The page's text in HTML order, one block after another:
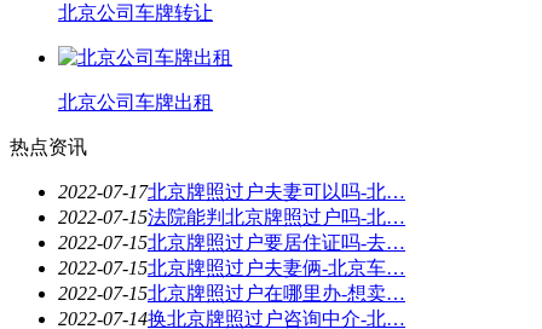
北京公司车牌转让
北京公司车牌出租
热点资讯
2022-07-17北京牌照过户夫妻可以吗-北…
2022-07-15法院能判北京牌照过户吗-北…
2022-07-15北京牌照过户要居住证吗-去…
2022-07-15北京牌照过户夫妻俩-北京车…
2022-07-15北京牌照过户在哪里办-想卖…
2022-07-14换北京牌照过户咨询中介-北…